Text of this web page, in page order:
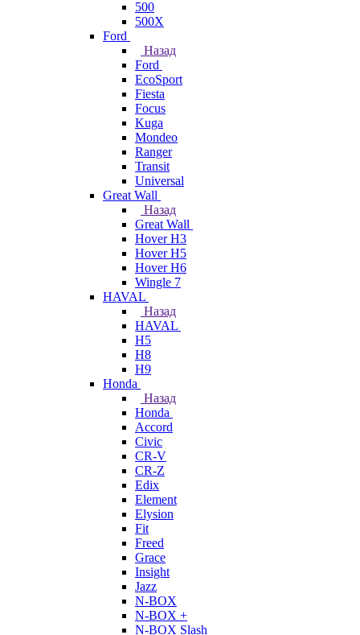
500
500X
Ford
Назад
Ford
EcoSport
Fiesta
Focus
Kuga
Mondeo
Ranger
Transit
Universal
Great Wall
Назад
Great Wall
Hover H3
Hover H5
Hover H6
Wingle 7
HAVAL
Назад
HAVAL
H5
H8
H9
Honda
Назад
Honda
Accord
Civic
CR-V
CR-Z
Edix
Element
Elysion
Fit
Freed
Grace
Insight
Jazz
N-BOX
N-BOX +
N-BOX Slash